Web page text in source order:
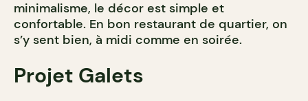
minimalisme, le décor est simple et
confortable. En bon restaurant de quartier, on
s’y sent bien, à midi comme en soirée.
Projet Galets